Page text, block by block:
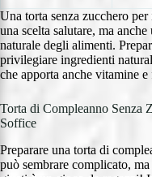
Una torta senza zucchero
una scelta salutare, ma
naturale degli alimenti.
privilegiare ingredienti
che apporta anche vitamine
Torta di Compleanno Senza
Soffice
Preparare una torta di
può sembrare complicato,